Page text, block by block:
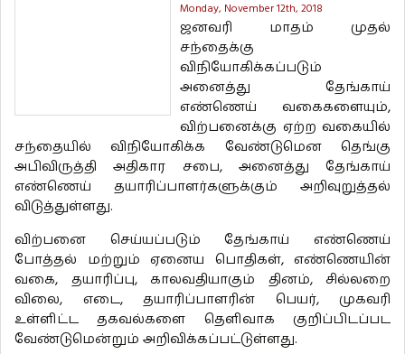
Monday, November 12th, 2018
ஜனவரி மாதம் முதல்
சந்தைக்கு
விநியோகிக்கப்படும்
அனைத்து தேங்காய்
எண்ணெய் வகைகளையும்,
விற்பனைக்கு ஏற்ற வகையில்
சந்தையில் விநியோகிக்க வேண்டுமென தெங்கு
அபிவிருத்தி அதிகார சபை, அனைத்து தேங்காய்
எண்ணெய் தயாரிப்பாளர்களுக்கும் அறிவுறுத்தல்
விடுத்துள்ளது.
விற்பனை செய்யப்படும் தேங்காய் எண்ணெய்
போத்தல் மற்றும் ஏனைய பொதிகள், எண்ணெயின்
வகை, தயாரிப்பு, காலவதியாகும் தினம், சில்லறை
விலை, எடை, தயாரிப்பாளரின் பெயர், முகவரி
உள்ளிட்ட தகவல்களை தெளிவாக குறிப்பிடப்பட
வேண்டுமென்றும் அறிவிக்கப்பட்டுள்ளது.